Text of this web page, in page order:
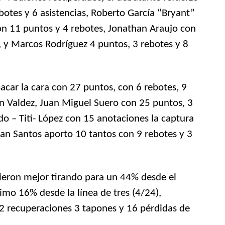
y 6 asistencias, Roberto García “Bryant”
11 puntos y 4 rebotes, Jonathan Araujo con
Marcos Rodríguez 4 puntos, 3 rebotes y 8
la cara con 27 puntos, con 6 rebotes, 9
Valdez, Juan Miguel Suero con 25 puntos, 3
– Titi- López con 15 anotaciones la captura
Santos aporto 10 tantos con 9 rebotes y 3
mejor tirando para un 44% desde el
16% desde la línea de tres (4/24),
recuperaciones 3 tapones y 16 pérdidas de